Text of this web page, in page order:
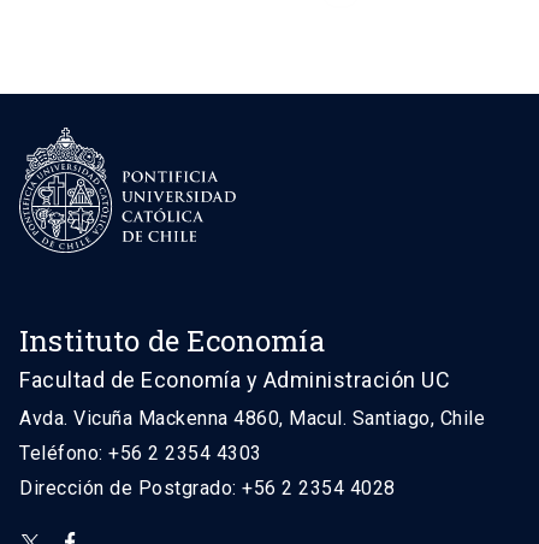
Instituto de Economía
Facultad de Economía y Administración UC
Avda. Vicuña Mackenna 4860, Macul. Santiago, Chile
Teléfono: +56 2 2354 4303
Dirección de Postgrado: +56 2 2354 4028